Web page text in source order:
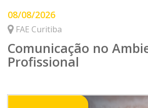
08/08/2026
FAE Curitiba
Comunicação no
Profissional